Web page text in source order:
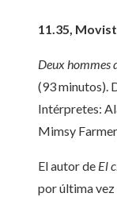
11.35,
Deux hommes
(93 minutos).
Intérpretes:
Mimsy
El autor de El
por última vez